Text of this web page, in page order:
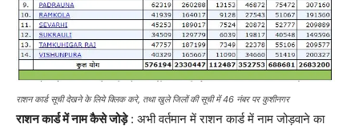
राशन कार्ड सूची देखने के लिये क्लिक करे, तथा खुले जिलों की सूची में 46 नंबर पर कुशीनगर
राशन कार्ड में नाम कैसे जोड़े: अभी वर्तमान में राशन कार्ड में नाम जोड़वाने का